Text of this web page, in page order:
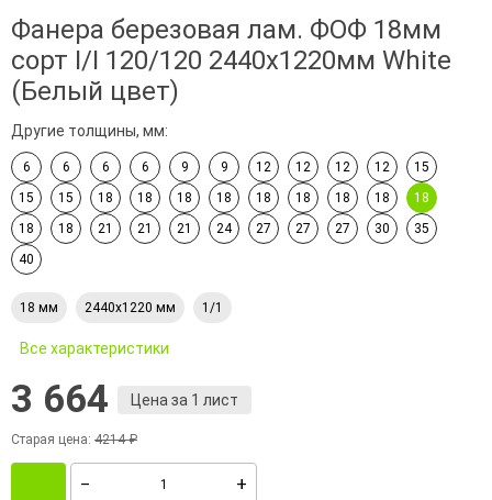
Фанера березовая лам. ФОФ 18мм
сорт I/I 120/120 2440х1220мм White
(Белый цвет)
Другие толщины, мм:
6 6 6 6 9 9 12 12 12 12
15
15
15 18 18 18 18 18 18 18 18
18
18
18 21 21 21 24 27 27 27 30
35
40
18 мм 2440х1220 мм 1/1
Все характеристики
3 664 Цена за 1 лист
Старая цена: 4214 ₽